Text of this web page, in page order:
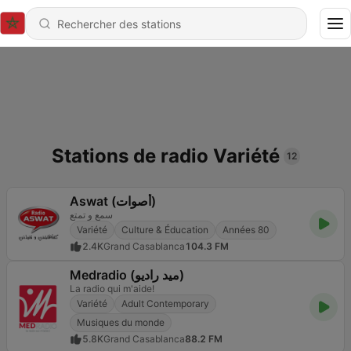
Stations de radio Variété 12
Aswat (أصوات)
سمع و تمتع
Variété
Culture & Éducation
Années 80
2.4KGrand Casablanca 104.3 FM
Medradio (ميد راديو)
La radio qui m'aide!
Variété
Adult Contemporary
Musiques du monde
5.8KGrand Casablanca88.2 FM